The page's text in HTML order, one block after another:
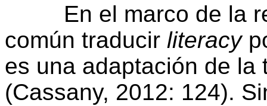
En el marco de la
común traducir literacy
es una adaptación de
(Cassany, 2012: 124).